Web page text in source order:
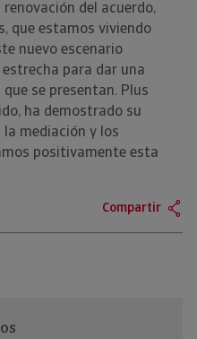
del acuerdo,
que estamos viviendo
nuevo escenario
para dar una
se presentan. Plus
ha demostrado su
mediación y los
positivamente esta
Compartir